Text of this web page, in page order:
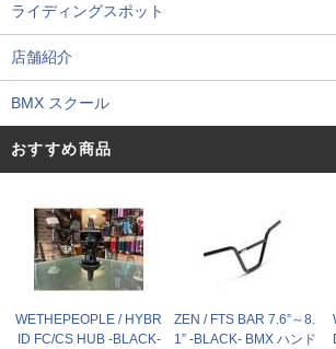
ライディングスポット
店舗紹介
BMX スクール
おすすめ商品
WETHEPEOPLE / HYBR
ID FC/CS HUB -BLACK-
ZEN / FTS BAR 7.6”～8.
1” -BLACK- BMX ハンド